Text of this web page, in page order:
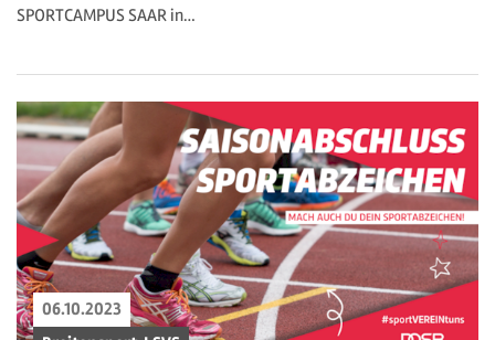
SPORTCAMPUS SAAR in…
06.10.2023